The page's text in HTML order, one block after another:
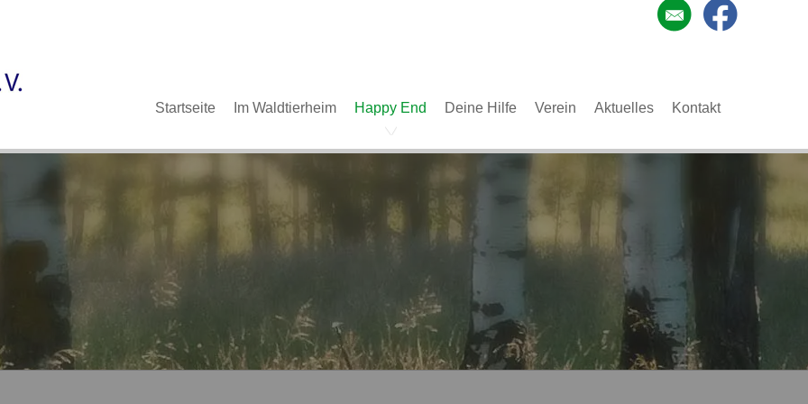
Navigation
überspringen
Startseite Im Waldtierheim Happy End Deine Hilfe Verein Aktuelles Kontakt